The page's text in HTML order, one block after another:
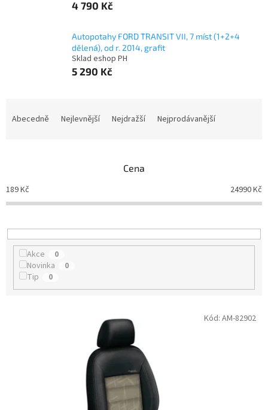
4 790 Kč
Autopotahy FORD TRANSIT VII, 7 míst (1+2+4
dělená), od r. 2014, grafit
Sklad eshop PH
5 290 Kč
p
r
o
u
Abecedně Nejlevnější Nejdražší Nejprodávanější
Cena
189Kč 24990Kč
Akce 0
Novinka 0
Tip 0
Kód: AM-82902